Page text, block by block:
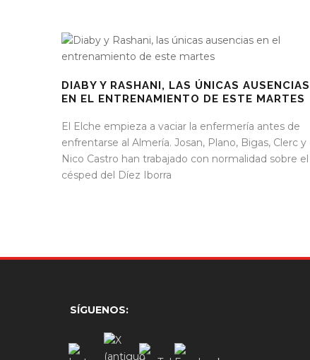
DIABY Y RASHANI, LAS ÚNICAS AUSENCIAS
EN EL ENTRENAMIENTO DE ESTE MARTES
El Elche empieza a vaciar la enfermería antes de
enfrentarse al Almería. Josan, Plano, Bigas, Clerc y
Nico Castro han trabajado con normalidad sobre el
césped del Díez Iborra
SÍGUENOS: